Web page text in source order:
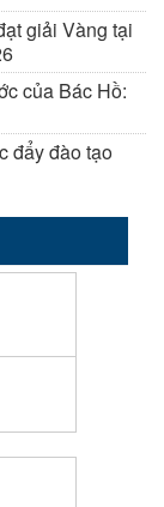
giải Vàng tại
của Bác Hồ:
đẩy đào tạo